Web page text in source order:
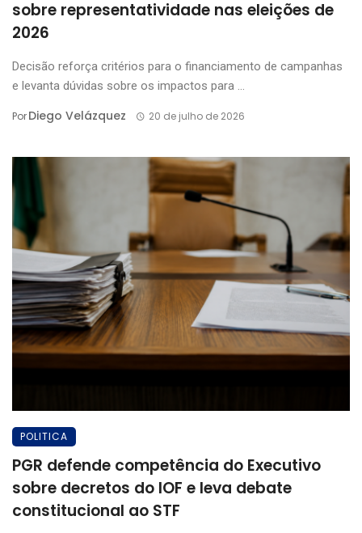
sobre representatividade nas eleições de
2026
Decisão reforça critérios para o financiamento de campanhas
e levanta dúvidas sobre os impactos para ...
PorDiego Velázquez 20 de julho de 2026
POLITICA
PGR defende competência do Executivo
sobre decretos do IOF e leva debate
constitucional ao STF